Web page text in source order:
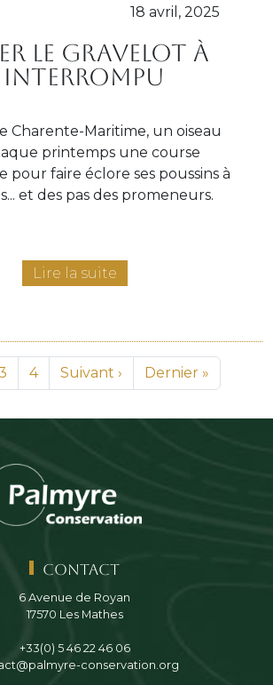
18 avril, 2025
le gravelot à
Charente-Maritime, un oiseau
printemps une course
pour faire éclore ses poussins à
et des pas des promeneurs.
Lire la suite
PagePage
4 Page suivante
Suivant › Dernière page
Dernier »
Contact
6 Avenue de Royan
17570 Les Mathes
+33(0) 5 46 22 46 06
conservation.org